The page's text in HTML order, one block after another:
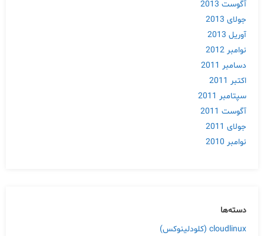
آگوست 2013
جولای 2013
آوریل 2013
نوامبر 2012
دسامبر 2011
اکتبر 2011
سپتامبر 2011
آگوست 2011
جولای 2011
نوامبر 2010
دسته‌ها
cloudlinux (کلودلینوکس)